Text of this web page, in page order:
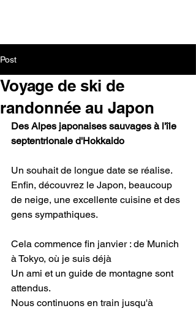
Post
Voyage de ski de
randonnée au Japon
Des Alpes japonaises sauvages à l'île
septentrionale d'Hokkaido
Un souhait de longue date se réalise.
Enfin, découvrez le Japon, beaucoup
de neige, une excellente cuisine et des
gens sympathiques.
Cela commence fin janvier : de Munich
à Tokyo, où je suis déjà
Un ami et un guide de montagne sont
attendus.
Nous continuons en train jusqu'à